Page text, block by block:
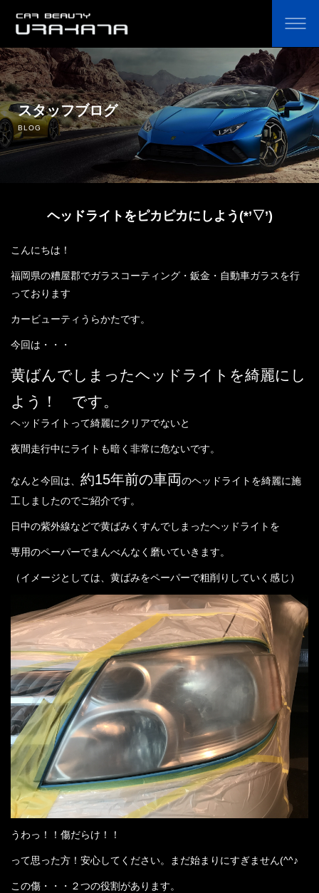
ホーム
オリジナルカーコーティング剤の通販
コーティングのこだわり・費用
コーティングの流れ
よくあるご質問
鈑金塗装
中古車販売
プライバシーポリシー
お問い合わせ
コーティングギャラリー
最新情報
スタッフブログ
スタッフブログ
BLOG
ヘッドライトをピカピカにしよう(*’▽’)
こんにちは！
福岡県の糟屋郡でガラスコーティング・鈑金・自動車ガラスを行
っております
カービューティうらかたです。
今回は・・・
黄ばんでしまったヘッドライトを綺麗にし
よう！ です。
ヘッドライトって綺麗にクリアでないと
夜間走行中にライトも暗く非常に危ないです。
なんと今回は、 約15年前の車両のヘッドライトを綺麗に施
工しましたのでご紹介です。
日中の紫外線などで黄ばみくすんでしまったヘッドライトを
専用のペーパーでまんべんなく磨いていきます。
（イメージとしては、黄ばみをペーパーで粗削りしていく感じ）
うわっ！！傷だらけ！！
って思った方！安心してください。まだ始まりにすぎません(^^♪
この傷・・・２つの役割があります。